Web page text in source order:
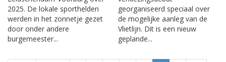
2025. De lokale sporthelden
werden in het zonnetje gezet
door onder andere
burgemeester...
georganiseerd speciaal over
de mogelijke aanleg van de
Vlietlijn. Dit is een nieuw
geplande...